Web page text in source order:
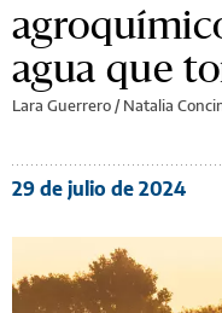
agua que
Lara Guerrero/Natalia
29 de julio de 2024